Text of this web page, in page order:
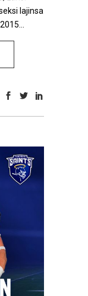
lajinsa